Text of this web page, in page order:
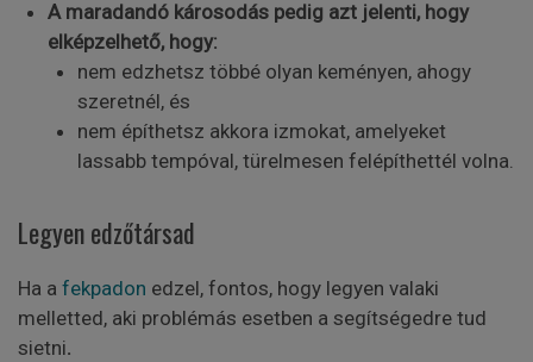
A maradandó károsodás pedig azt jelenti, hogy
elképzelhető, hogy:
nem edzhetsz többé olyan keményen, ahogy
szeretnél, és
nem építhetsz akkora izmokat, amelyeket
lassabb tempóval, türelmesen felépíthettél volna.
Legyen edzőtársad
Ha a fekpadon edzel, fontos, hogy legyen valaki
melletted, aki problémás esetben a segítségedre tud
sietni.